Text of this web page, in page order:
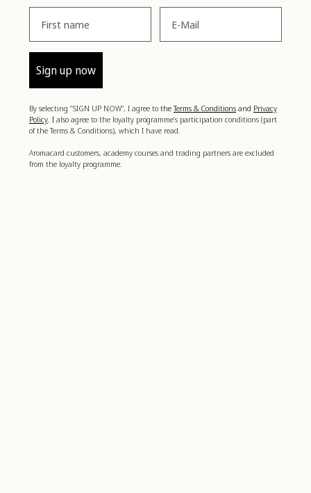
Sign up now
By selecting “SIGN UP NOW”, I agree to theTerms & Conditions and Privacy
Policy. I also agree to the loyalty programme’s participation conditions (part
of the Terms & Conditions), which I have read.
Aromacard customers, academy courses and trading partners are excluded
from the loyalty programme.